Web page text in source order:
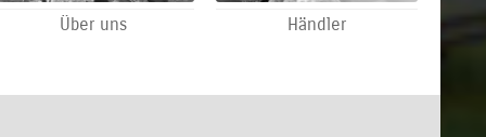
Über uns Händler